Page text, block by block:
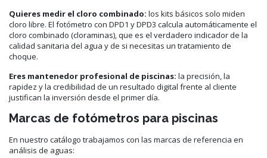
Quieres medir el cloro combinado: los kits básicos solo miden
cloro libre. El fotómetro con DPD1 y DPD3 calcula automáticamente el
cloro combinado (cloraminas), que es el verdadero indicador de la
calidad sanitaria del agua y de si necesitas un tratamiento de
choque.
Eres mantenedor profesional de piscinas: la precisión, la
rapidez y la credibilidad de un resultado digital frente al cliente
justifican la inversión desde el primer día.
Marcas de fotómetros para piscinas
En nuestro catálogo trabajamos con las marcas de referencia en
análisis de aguas: